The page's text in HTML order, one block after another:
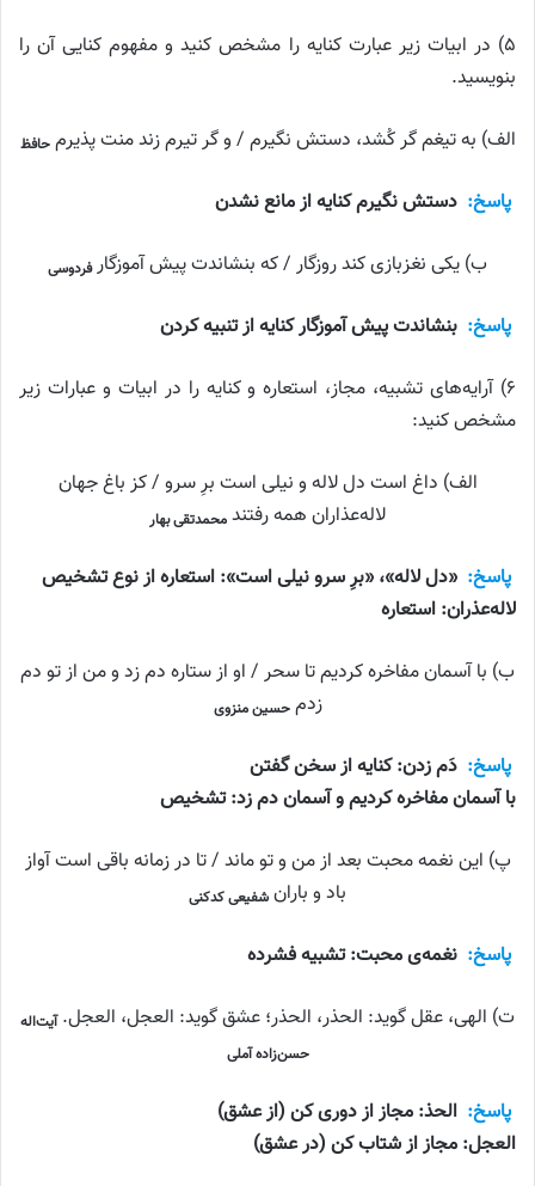
۵) در ابیات زیر عبارت کنایه را مشخص کنید و مفهوم کنایی آن را
بنویسید.
الف) به تیغم گر کُشد، دستش نگیرم / و گر تیرم زند منت پذیرمحافظ
پاسخ: دستش نگیرم کنایه از مانع نشدن
ب) یکی نغزبازی کند روزگار / که بنشاندت پیش آموزگارفردوسی
پاسخ: بنشاندت پیش آموزگار کنایه از تنبیه کردن
۶) آرایه‌های تشبیه، مجاز، استعاره و کنایه را در ابیات و عبارات زیر
مشخص کنید:
الف) داغ است دل لاله و نیلی است برِ سرو / کز باغ جهان
لاله‌عذاران همه رفتند محمدتقی بهار
پاسخ: «دل لاله»، «برِ سرو نیلی است»: استعاره از نوع تشخیص
لاله‌عذران: استعاره
ب) با آسمان مفاخره کردیم تا سحر / او از ستاره دم زد و من از تو دم
زدمحسین منزوی
پاسخ: دَم زدن: کنایه از سخن گفتن
با آسمان مفاخره کردیم و آسمان دم زد: تشخیص
پ) این نغمه محبت بعد از من و تو ماند / تا در زمانه باقی است آواز
باد و باران شفیعی کدکنی
پاسخ: نغمه‌ی محبت: تشبیه فشرده
ت) الهی، عقل گوید: الحذر، الحذر؛ عشق گوید: العجل، العجل.آیت‌اله
حسن‌زاده آملی
پاسخ: الحذ: مجاز از دوری کن (از عشق)
العجل: مجاز از شتاب کن (در عشق)